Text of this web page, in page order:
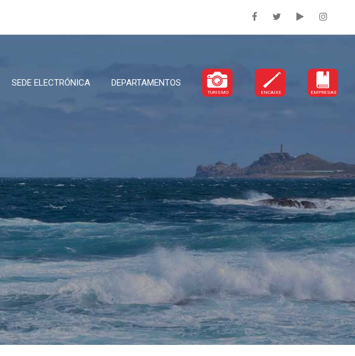
SEDE ELECTRÓNICA DEPARTAMENTOS
TURISMO ENCAIXE EMPRESAS